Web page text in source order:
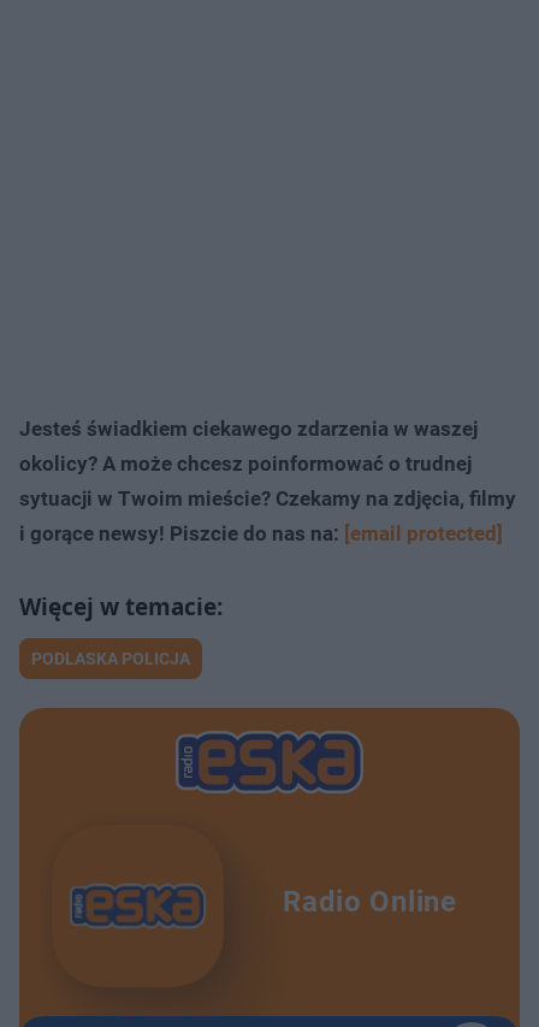
Jesteś świadkiem ciekawego zdarzenia w waszej
okolicy? A może chcesz poinformować o trudnej
sytuacji w Twoim mieście? Czekamy na zdjęcia, filmy
i gorące newsy! Piszcie do nas na: [email protected]
PODLASKA POLICJA
Radio Online